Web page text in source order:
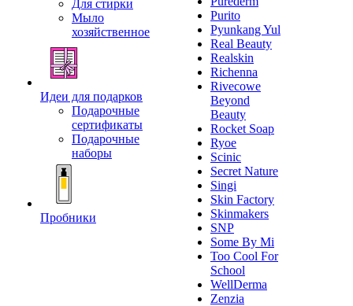
Для стирки
Мыло
хозяйственное
Идеи для подарков
Подарочные
сертификаты
Подарочные
наборы
Пробники
Purito
Pyunkang Yul
Real Beauty
Realskin
Richenna
Rivecowe
Beyond
Beauty
Rocket Soap
Ryoe
Scinic
Secret Nature
Singi
Skin Factory
Skinmakers
SNP
Some By Mi
Too Cool For
School
WellDerma
Zenzia